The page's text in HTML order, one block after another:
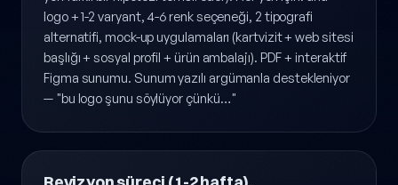
3 farklı yön sunuyorum (hiç biri "düz seçim" değil — her
yön farklı bir hipotezi temsil eder). Her yön için: ana
logo + 1-2 varyant, 4-6 renk seçeneği, 2 tipografi
alternatifi, mock-up uygulamaları (kartvizit + web sitesi
başlığı + sosyal profil + ürün ambalajı). PDF + interaktif